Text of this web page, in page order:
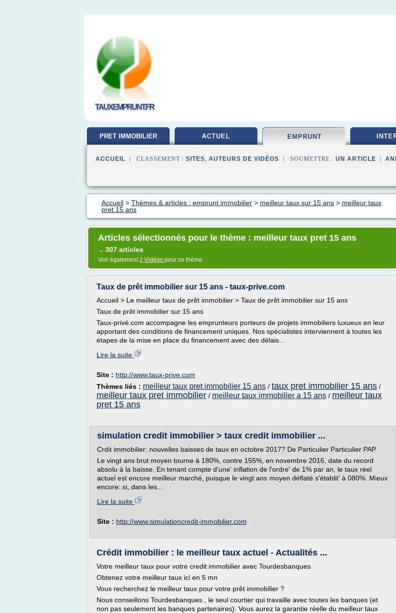
TAUXEMPRUNT.FR
PRET IMMOBILIER ACTUEL EMPRUNT
ACCUEIL | CLASSEMENT : SITES, AUTEURS DE VIDÉOS | SOUMETTRE : UN ARTICLE
Accueil > Thèmes & articles : emprunt immobilier > meilleur taux sur 15 ans > meilleur taux
pret 15 ans
Articles sélectionnés pour le thème : meilleur taux pret 15 ans
→ 307 articles
Voir également2 Vidéos pour ce thème
Taux de prêt immobilier sur 15 ans - taux-prive.com
Accueil > Le meilleur taux de prêt immobilier > Taux de prêt immobilier sur 15 ans
Taux de prêt immobilier sur 15 ans
Taux-privé.com accompagne les emprunteurs porteurs de projets immobiliers luxueux en leur
apportant des conditions de financement uniques. Nos spécialistes interviennent à toutes les
étapes de la mise en place du financement avec des délais...
Lire la suite
Site : http://www.taux-prive.com
Thèmes liés : meilleur taux pret immobilier 15 ans / taux pret immobilier 15 ans /
meilleur taux pret immobilier / meilleur taux immobilier a 15 ans / meilleur taux
pret 15 ans
simulation credit immobilier > taux credit immobilier ...
Crdit immobilier: nouvelles baisses de taux en octobre 2017? De Particulier Particulier PAP.
Le vingt ans brut moyen tourne à 180%, contre 155%, en novembre 2016, date du record
absolu à la baisse. En tenant compte d'une' inflation de l'ordre' de 1% par an, le taux réel
actuel est encore meilleur marché, puisque le vingt ans moyen déflaté s'établit' à 080%. Mieux
encore: si, dans les...
Lire la suite
Site : http://www.simulationcredit-immobilier.com
Crédit immobilier : le meilleur taux actuel - Actualités ...
Votre meilleur taux pour votre credit immobilier avec Tourdesbanques
Obtenez votre meilleur taux ici en 5 mn
Vous recherchez le meilleur taux pour votre prêt immobilier ?
Nous conseillons Tourdesbanques , le seul courtier qui travaille avec toutes les banques (et
non pas seulement les banques partenaires). Vous aurez la garantie réelle du meilleur taux